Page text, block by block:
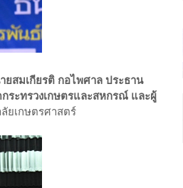
ยสมเกียรติ กอไพศาล ประธาน
ระทรวงเกษตรและสหกรณ์ และผู้
ยเกษตรศาสตร์